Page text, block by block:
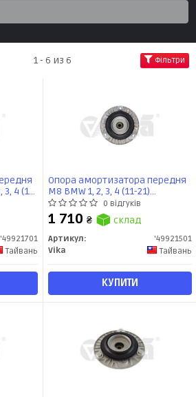
1 - 6 из 6 Фільтри
4 (11-
'49921701
Тайвань
Опора амортизатора передня
M8 BMW 1, 2, 3, 4 (11-21)
(49921501) VIKA0 відгуків
1 710 ₴ склад
Артикул:
'49921501
Vika
Тайвань
КУПИТИ